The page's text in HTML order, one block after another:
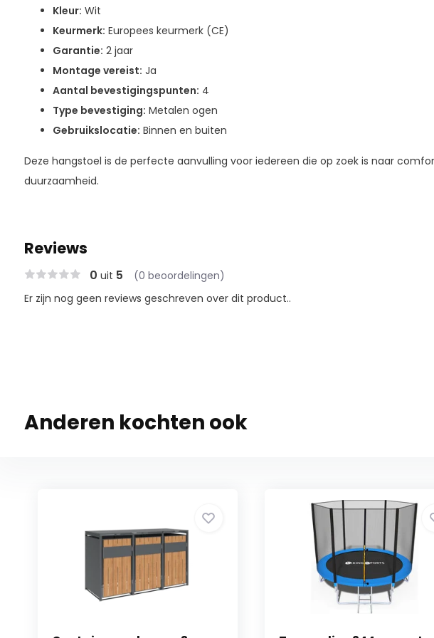
Kleur: Wit
Keurmerk: Europees keurmerk (CE)
Garantie: 2 jaar
Montage vereist: Ja
Aantal bevestigingspunten: 4
Type bevestiging: Metalen ogen
Gebruikslocatie: Binnen en buiten
Deze hangstoel is de perfecte aanvulling voor iedereen die op zoek is naar
duurzaamheid.
Reviews
0 uit 5 (0 beoordelingen)
Er zijn nog geen reviews geschreven over dit product..
Anderen kochten ook